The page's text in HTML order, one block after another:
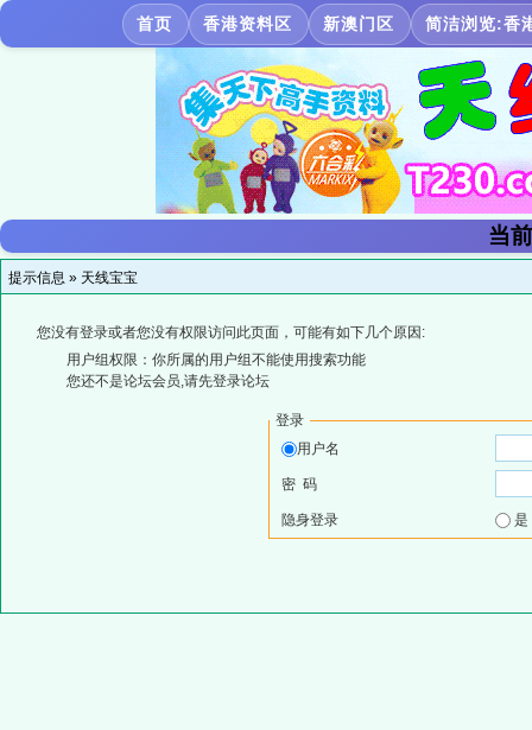
首页 香港资料区 新澳门区 简洁浏览:香
当
提示信息 » 天线宝宝
您没有登录或者您没有权限访问此页面，可能有如下几个原因:
用户组权限：你所属的用户组不能使用搜索功能
您还不是论坛会员,请先登录论坛
登录
用户名
密 码
隐身登录